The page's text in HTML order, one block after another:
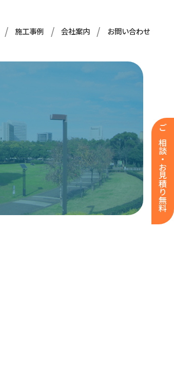
施工事例 会社案内 お問い合わせ
ご相談・お見積り無料